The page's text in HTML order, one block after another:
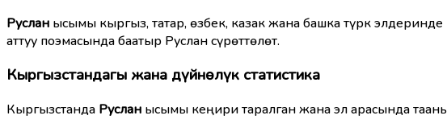
Руслан ысымы кыргыз, татар, өзбек, казак жана башка түрк
аттуу поэмасында баатыр Руслан сүрөттөлөт.
Кыргызстандагы жана дүйнөлүк статистика
Кыргызстанда Руслан ысымы кеңири таралган жана эл арасында